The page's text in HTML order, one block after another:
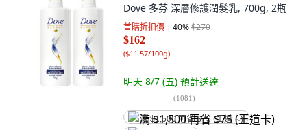
Dove 多芬 深層修護潤髮乳, 700g, 2瓶
首購折扣價 40%$270
$162
($11.57/100g)
明天 8/7 (五) 預計送達
(1081)
满 $1,500 再省 $75 (王道卡)